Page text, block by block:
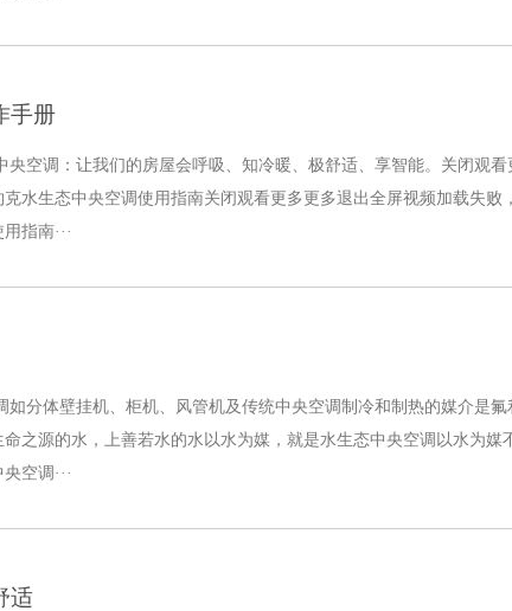
手册
空调：让我们的房屋会呼吸、知冷暖、极舒适、享智能。关闭观
水生态中央空调使用指南关闭观看更多更多退出全屏视频加载失败
指南···
分体壁挂机、柜机、风管机及传统中央空调制冷和制热的媒介是氟
之源的水，上善若水的水以水为媒，就是水生态中央空调以水为媒
空调···
适